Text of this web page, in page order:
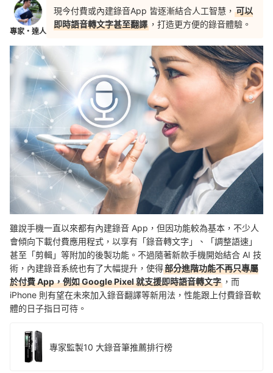
專家・達人
現今付費或內建錄音App 皆逐漸結合人工智慧， 可以
即時語音轉文字甚至翻譯 ，打造更方便的錄音體驗。
雖說手機一直以來都有內建錄音 App，但因功能較為基本，不少人
會傾向下載付費應用程式，以享有「錄音轉文字」、「調整語速」
甚至「剪輯」等附加的後製功能。不過隨著新款手機開始結合 AI 技
術，內建錄音系統也有了大幅提升，使得部分進階功能不再只專屬
於付費 App，例如 Google Pixel 就支援即時語音轉文字 ，而
iPhone 則有望在未來加入錄音翻譯等新用法，性能跟上付費錄音軟
體的日子指日可待。
專家監製10 大錄音筆推薦排行榜